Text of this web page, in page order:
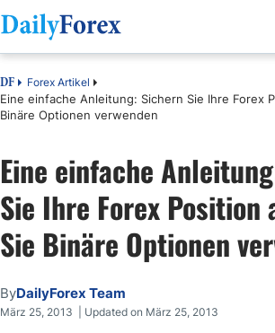
DF Forex Artikel
Eine einfache Anleitung: Sichern Sie Ihre Forex
Binäre Optionen verwenden
Eine einfache
Sie Ihre Forex Position
Sie Binäre Optionen
ByDailyForex Team
März 25, 2013 | Updated on März 25, 2013